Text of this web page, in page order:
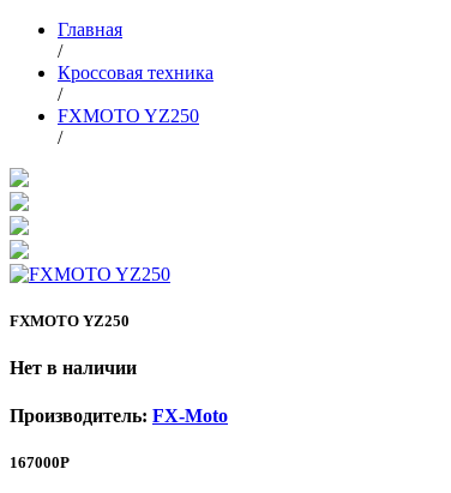
Главная
/
Кроссовая техника
/
FXMOTO YZ250
/
FXMOTO YZ250
Нет в наличии
Производитель: FX-Moto
167000Р